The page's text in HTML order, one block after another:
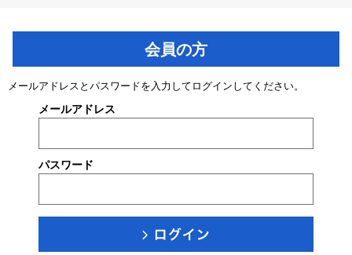
会員の方
メールアドレスとパスワードを入力してログインしてください。
メールアドレス
パスワード